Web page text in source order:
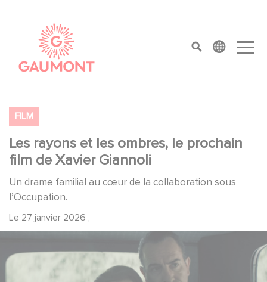
top menu
FILM
Les rayons et les ombres, le prochain
film de Xavier Giannoli
Un drame familial au cœur de la collaboration sous
l’Occupation.
Le 27 janvier 2026 ,